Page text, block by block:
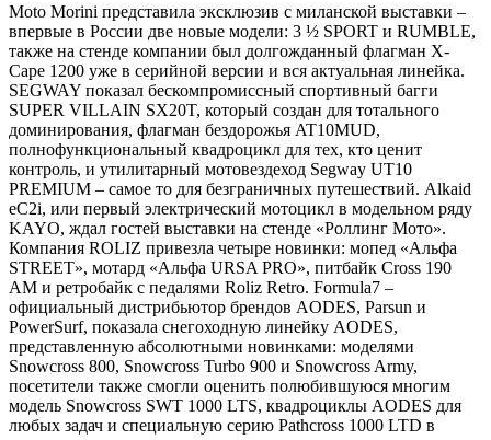
Moto Morini представила эксклюзив с миланской выставки –
впервые в России две новые модели: 3 ½ SPORT и RUMBLE,
также на стенде компании был долгожданный флагман X-
Cape 1200 уже в серийной версии и вся актуальная линейка.
SEGWAY показал бескомпромиссный спортивный багги
SUPER VILLAIN SX20T, который создан для тотального
доминирования, флагман бездорожья AT10MUD,
полнофункциональный квадроцикл для тех, кто ценит
контроль, и утилитарный мотовездеход Segway UT10
PREMIUM – самое то для безграничных путешествий. Alkaid
eC2i, или первый электрический мотоцикл в модельном ряду
KAYO, ждал гостей выставки на стенде «Роллинг Мото».
Компания ROLIZ привезла четыре новинки: мопед «Альфа
STREET», мотард «Альфа URSA PRO», питбайк Cross 190
AM и ретробайк с педалями Roliz Retro. Formula7 –
официальный дистрибьютор брендов AODES, Parsun и
PowerSurf, показала снегоходную линейку AODES,
представленную абсолютными новинками: моделями
Snowcross 800, Snowcross Turbo 900 и Snowcross Army,
посетители также смогли оценить полюбившуюся многим
модель Snowcross SWT 1000 LTS, квадроциклы AODES для
любых задач и специальную серию Pathcross 1000 LTD в